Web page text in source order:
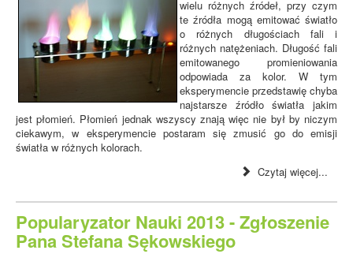
wielu różnych źródeł, przy czym
te źródła mogą emitować światło
o różnych długościach fali i
różnych natężeniach. Długość fali
emitowanego promieniowania
odpowiada za kolor. W tym
eksperymencie przedstawię chyba
najstarsze źródło światła jakim
jest płomień. Płomień jednak wszyscy znają więc nie był by niczym
ciekawym, w eksperymencie postaram się zmusić go do emisji
światła w różnych kolorach.
Czytaj więcej...
Popularyzator Nauki 2013 - Zgłoszenie
Pana Stefana Sękowskiego